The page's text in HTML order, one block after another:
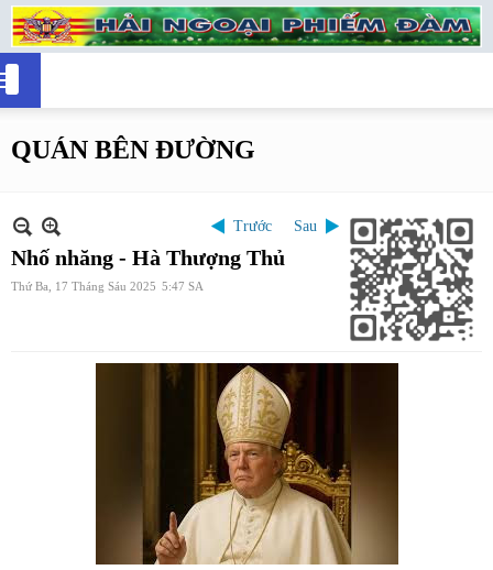
QUÁN BÊN ĐƯỜNG
Trước Sau
Nhố nhăng - Hà Thượng Thủ
Thứ Ba, 17 Tháng Sáu 2025 5:47 SA